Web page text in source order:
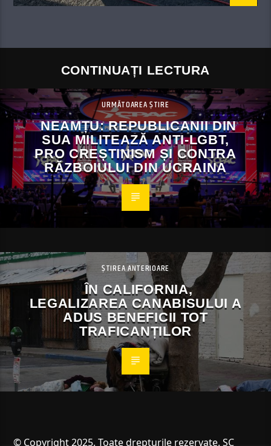
CONTINUAȚI LECTURA
URMĂTOAREA ȘTIRE
NEAMȚU: REPUBLICANII DIN
SUA MILITEAZĂ ANTI-LGBT,
PRO CREȘTINISM ȘI CONTRA
RĂZBOIULUI DIN UCRAINA
ȘTIREA ANTERIOARE
ÎN CALIFORNIA,
LEGALIZAREA CANABISULUI A
ADUS BENEFICII TOT
TRAFICANȚILOR
© Copyright 2025. Toate drepturile rezervate. SC